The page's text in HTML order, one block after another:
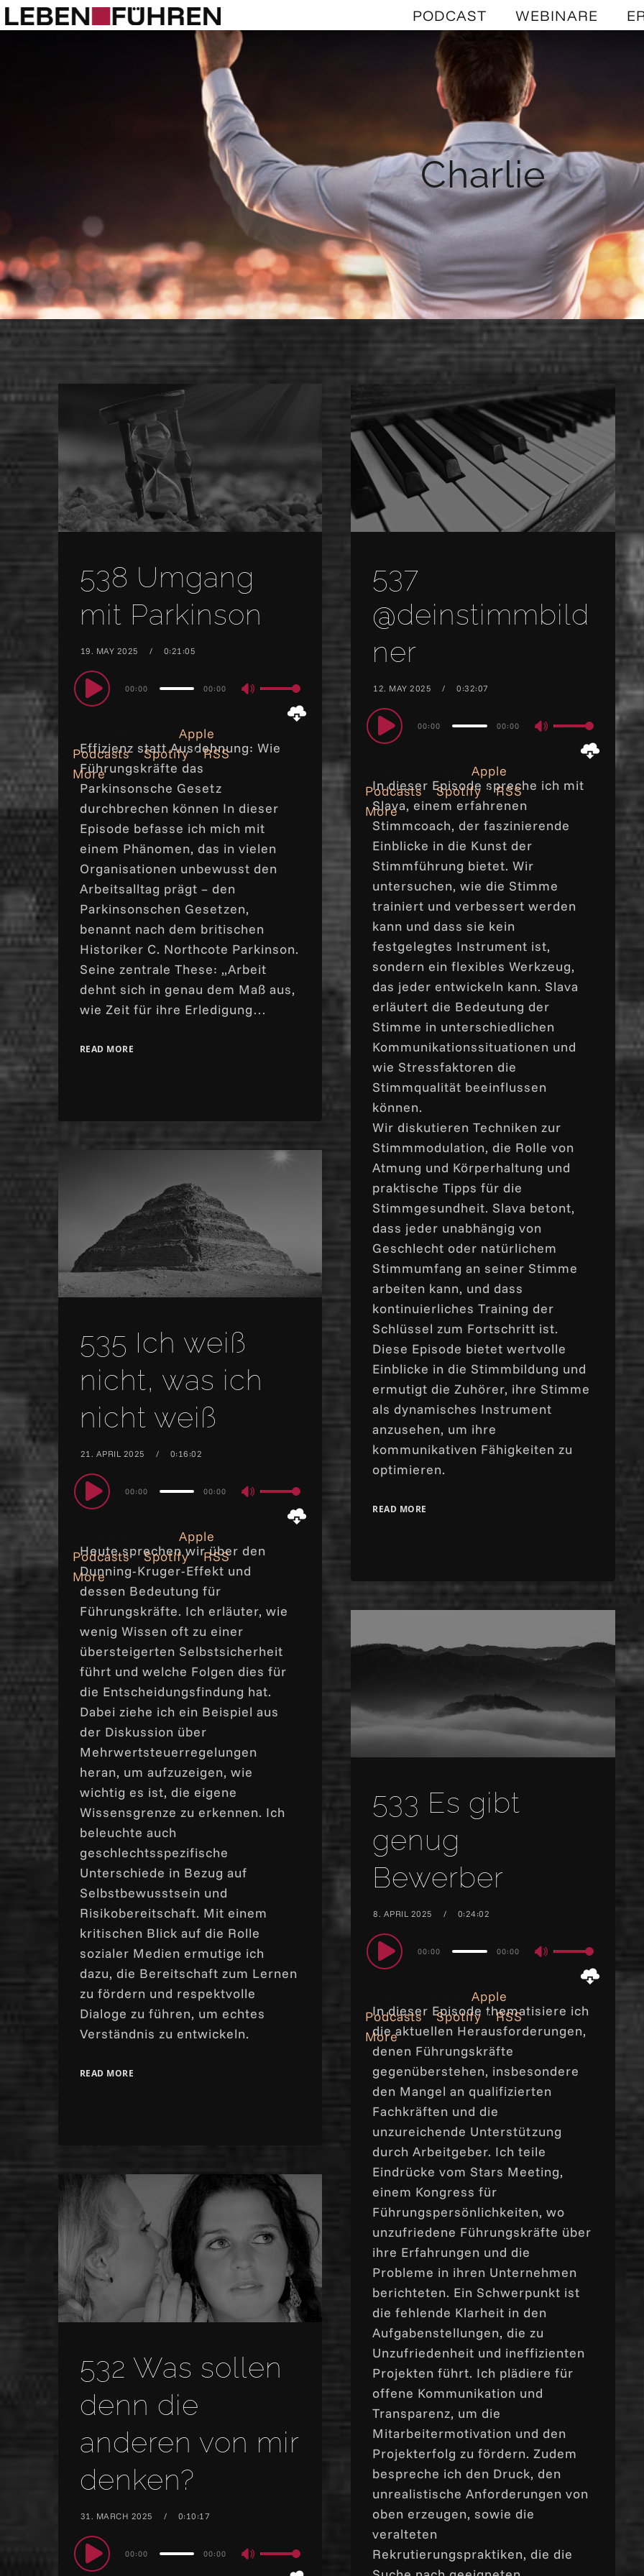
PODCAST WEBINARE
Charlie
538 Umgang
mit Parkinson
19. MAY 2025 0:21:05
Audio
Player
00:00 00:00
Up/Down
keys
or
decrease
volume.
Apple
Podcasts|Spotify|RSS|
More
Effizienz statt Ausdehnung: Wie
Führungskräfte das
Parkinsonsche Gesetz
durchbrechen können In dieser
Episode befasse ich mich mit
einem Phänomen, das in vielen
Organisationen unbewusst den
Arbeitsalltag prägt – den
Parkinsonschen Gesetzen,
benannt nach dem britischen
Historiker C. Northcote Parkinson.
Seine zentrale These: „Arbeit
dehnt sich in genau dem Maß aus,
wie Zeit für ihre Erledigung…
READ MORE
537
@deinstimmbild
ner
12. MAY 2025 0:32:07
Audio
Player
00:00 00:00
Up/Down
keys
increase
volume.
Abonnieren per:Apple
Podcasts|Spotify |RSS|
More
In dieser Episode spreche ich mit
Slava, einem erfahrenen
Stimmcoach, der faszinierende
Einblicke in die Kunst der
Stimmführung bietet. Wir
untersuchen, wie die Stimme
trainiert und verbessert werden
kann und dass sie kein
festgelegtes Instrument ist,
sondern ein flexibles Werkzeug,
das jeder entwickeln kann. Slava
erläutert die Bedeutung der
Stimme in unterschiedlichen
Kommunikationssituationen und
wie Stressfaktoren die
Stimmqualität beeinflussen
können.
Wir diskutieren Techniken zur
Stimmmodulation, die Rolle von
Atmung und Körperhaltung und
praktische Tipps für die
Stimmgesundheit. Slava betont,
dass jeder unabhängig von
Geschlecht oder natürlichem
Stimmumfang an seiner Stimme
arbeiten kann, und dass
kontinuierliches Training der
Schlüssel zum Fortschritt ist.
Diese Episode bietet wertvolle
Einblicke in die Stimmbildung und
ermutigt die Zuhörer, ihre Stimme
als dynamisches Instrument
anzusehen, um ihre
kommunikativen Fähigkeiten zu
optimieren.
READ MORE
535 Ich weiß
nicht, was ich
nicht weiß
21. APRIL 2025 0:16:02
Audio
Player
00:00 00:00
Up/Down
keys
or
volume.
Apple
Podcasts| Spotify|RSS|
More
Heute sprechen wir über den
Dunning-Kruger-Effekt und
dessen Bedeutung für
Führungskräfte. Ich erläuter, wie
wenig Wissen oft zu einer
übersteigerten Selbstsicherheit
führt und welche Folgen dies für
die Entscheidungsfindung hat.
Dabei ziehe ich ein Beispiel aus
der Diskussion über
Mehrwertsteuerregelungen
heran, um aufzuzeigen, wie
wichtig es ist, die eigene
Wissensgrenze zu erkennen. Ich
beleuchte auch
geschlechtsspezifische
Unterschiede in Bezug auf
Selbstbewusstsein und
Risikobereitschaft. Mit einem
kritischen Blick auf die Rolle
sozialer Medien ermutige ich
dazu, die Bereitschaft zum Lernen
zu fördern und respektvolle
Dialoge zu führen, um echtes
Verständnis zu entwickeln.
READ MORE
533 Es gibt
genug
Bewerber
8. APRIL 2025 0:24:02
Audio
Player
00:00 00:00
Up/Down
keys
to
or
Abonnieren per:Apple
Podcasts|Spotify |RSS|
More
In dieser Episode thematisiere ich
die aktuellen Herausforderungen,
denen Führungskräfte
gegenüberstehen, insbesondere
den Mangel an qualifizierten
Fachkräften und die
unzureichende Unterstützung
durch Arbeitgeber. Ich teile
Eindrücke vom Stars Meeting,
einem Kongress für
Führungspersönlichkeiten, wo
unzufriedene Führungskräfte über
ihre Erfahrungen und die
Probleme in ihren Unternehmen
berichteten. Ein Schwerpunkt ist
die fehlende Klarheit in den
Aufgabenstellungen, die zu
Unzufriedenheit und ineffizienten
Projekten führt. Ich plädiere für
offene Kommunikation und
Transparenz, um die
Mitarbeitermotivation und den
Projekterfolg zu fördern. Zudem
bespreche ich den Druck, den
unrealistische Anforderungen von
oben erzeugen, sowie die
veralteten
Rekrutierungspraktiken, die die
532 Was sollen
denn die
anderen von mir
denken?
31. MARCH 2025 0:10:17
Audio
Player
00:00 00:00